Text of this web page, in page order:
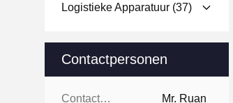
Logistieke Apparatuur (37)
Contactpersonen
Contactpersonen: Mr. Ruan